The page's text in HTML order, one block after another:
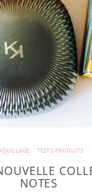
TESTS PRODUITS
NOTES